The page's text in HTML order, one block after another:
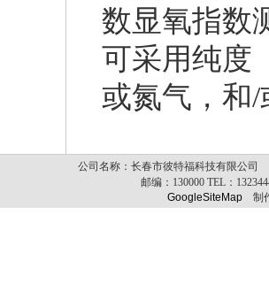
数显氧指数
可采用纯度
或氮气，和
公司名称：长春市彼特福科技有限公司
邮编： 130000 TEL：
GoogleSiteMap 制